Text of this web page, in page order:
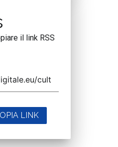
il link RSS
LINK